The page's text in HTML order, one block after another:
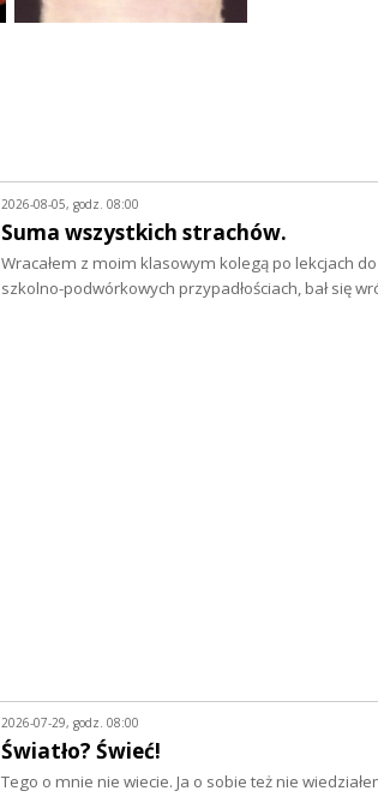
2026-08-05, godz. 08:00
Suma wszystkich strachów.
Wracałem z moim klasowym kolegą po lekcjach
szkolno-podwórkowych przypadłościach, bał się
2026-07-29, godz. 08:00
Światło? Świeć!
Tego o mnie nie wiecie. Ja o sobie też nie